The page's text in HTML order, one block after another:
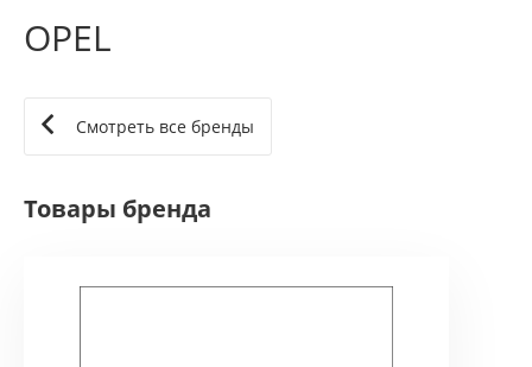
OPEL
Смотреть все бренды
Товары бренда